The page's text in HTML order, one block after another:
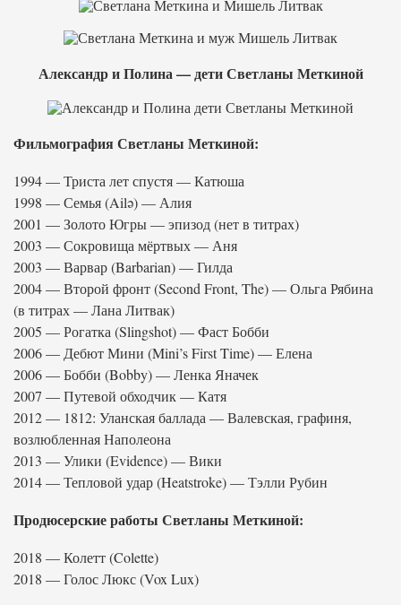
Александр и Полина — дети Светланы Меткиной
Фильмография Светланы Меткиной:
1994 — Триста лет спустя — Катюша
1998 — Семья (Ailə) — Алия
2001 — Золото Югры — эпизод (нет в титрах)
2003 — Сокровища мёртвых — Аня
2003 — Варвар (Barbarian) — Гилда
2004 — Второй фронт (Second Front, The) — Ольга Рябина
(в титрах — Лана Литвак)
2005 — Рогатка (Slingshot) — Фаст Бобби
2006 — Дебют Мини (Mini’s First Time) — Елена
2006 — Бобби (Bobby) — Ленка Яначек
2007 — Путевой обходчик — Катя
2012 — 1812: Уланская баллада — Валевская, графиня,
возлюбленная Наполеона
2013 — Улики (Evidence) — Вики
2014 — Тепловой удар (Heatstroke) — Тэлли Рубин
Продюсерские работы Светланы Меткиной:
2018 — Колетт (Colette)
2018 — Голос Люкс (Vox Lux)